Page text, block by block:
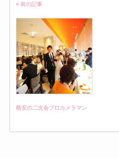
« 前の記事
格安の二次会プロカメラマン